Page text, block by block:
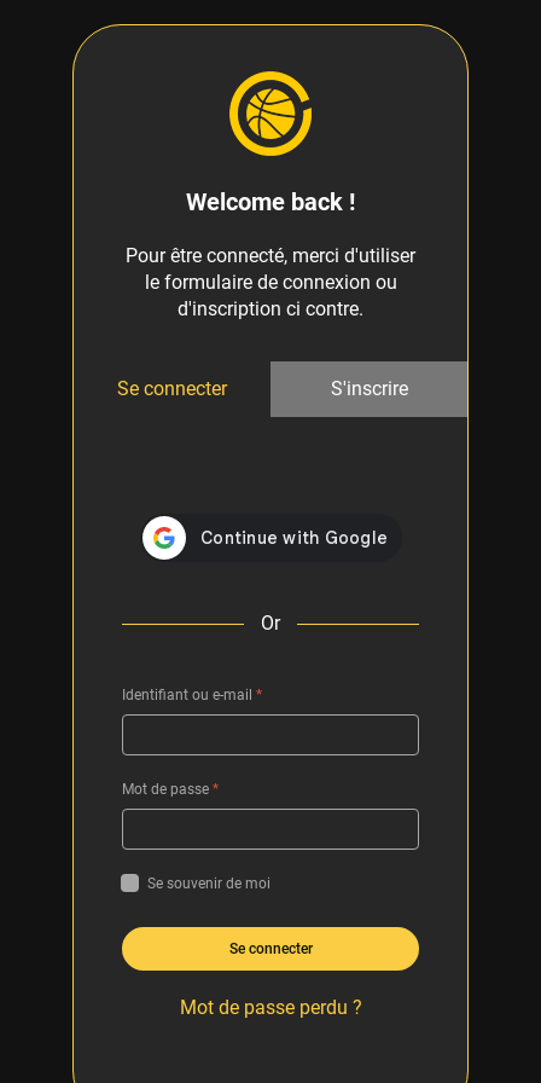
Welcome back !
Pour être connecté, merci d'utiliser
le formulaire de connexion ou
d'inscription ci contre.
Se connecter S'inscrire
Or
Identifiant ou e-mail *
Mot de passe *
Se souvenir de moi
Se connecter
Mot de passe perdu ?